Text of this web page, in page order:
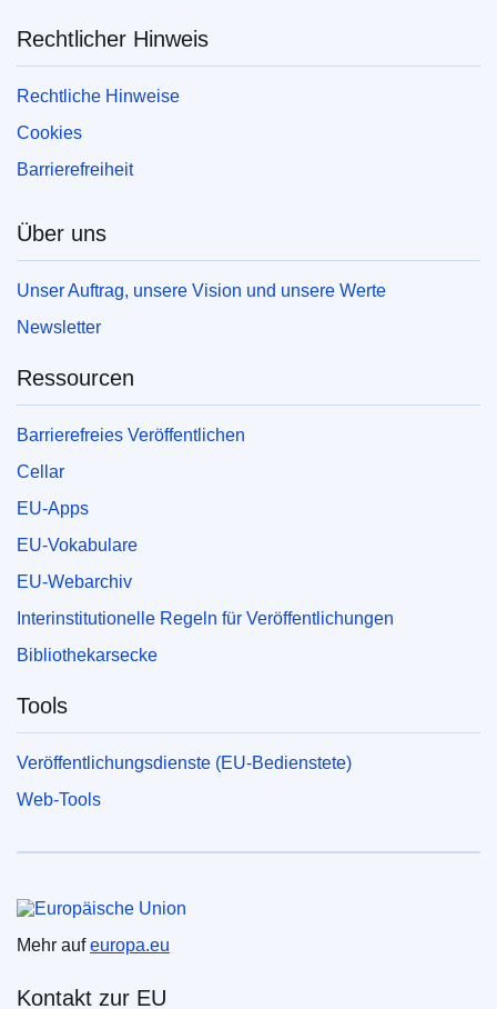
Rechtlicher Hinweis
Rechtliche Hinweise
Cookies
Barrierefreiheit
Über uns
Unser Auftrag, unsere Vision und unsere Werte
Newsletter
Ressourcen
Barrierefreies Veröffentlichen
Cellar
EU-Apps
EU-Vokabulare
EU-Webarchiv
Interinstitutionelle Regeln für Veröffentlichungen
Bibliothekarsecke
Tools
Veröffentlichungsdienste (EU-Bedienstete)
Web-Tools
Europäische Union
Mehr aufeuropa.eu
Kontakt zur EU